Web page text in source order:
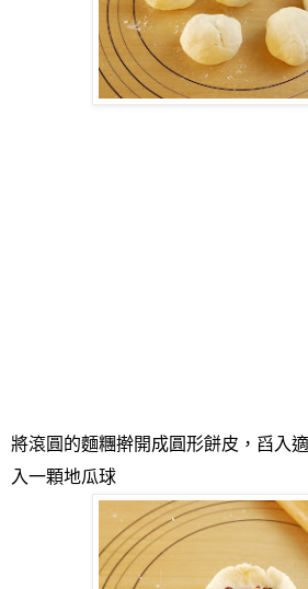
將滾圓的麵糰擀開成圓形餅皮，舀入
入一顆地瓜球